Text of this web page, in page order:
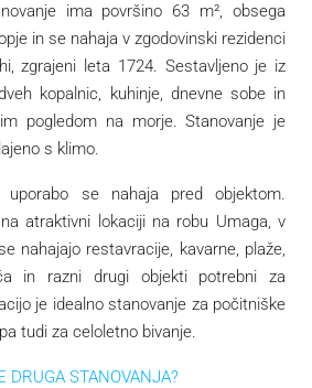
ima površino 63 m², obsega
in se nahaja v zgodovinski rezidenci
zgrajeni leta 1724. Sestavljeno je iz
kopalnic, kuhinje, dnevne sobe in
pogledom na morje. Stanovanje je
s klimo.
se nahaja pred objektom.
atraktivni lokaciji na robu Umaga, v
nahajajo restavracije, kavarne, plaže,
in razni drugi objekti potrebni za
je idealno stanovanje za počitniške
tudi za celoletno bivanje.
DRUGA STANOVANJA?